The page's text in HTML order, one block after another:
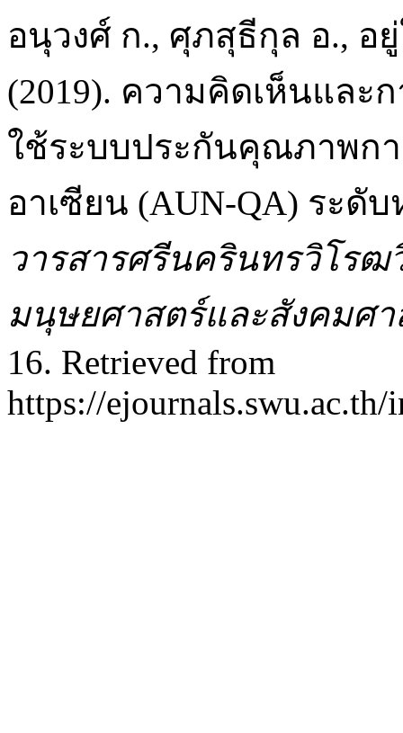
อนุวงศ์ ก., ศุภสุธีกุล อ., อ
(2019). ความคิดเห็นแล
ใช้ระบบประกันคุณภาพก
อาเซียน (AUN-QA) ระดั
วารสารศรีนครินทรวิโร
มนุษยศาสตร์และสังคมศา
16. Retrieved from
https://